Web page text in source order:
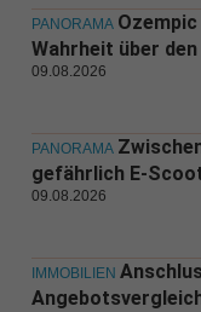
PANORAMA
Wahrheit über
09.08.2026
PANORAMA
gefährlich E-
09.08.2026
IMMOBILIEN